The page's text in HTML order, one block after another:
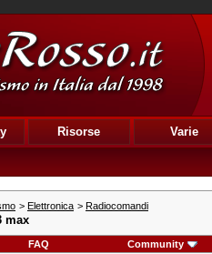
Risorse Varie
> Elettronica > Radiocomandi
max
FAQ Community